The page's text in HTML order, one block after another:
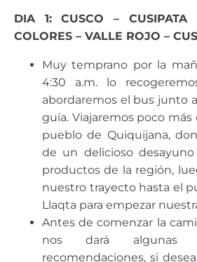
DIA 1: CUSCO – CUSIPATA
COLORES – VALLE ROJO –
Muy temprano por la
4:30 a.m. lo
abordaremos el bus junto
guía. Viajaremos poco más
pueblo de Quiquijana,
de un delicioso
productos de la región,
nuestro trayecto hasta el
Llaqta para empezar
Antes de comenzar la
nos dará algunas
recomendaciones, si